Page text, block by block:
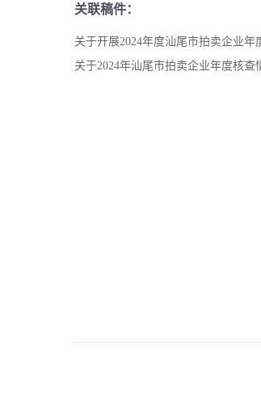
关联稿件：
关于开展2024年度汕尾市拍卖企业年
关于2024年汕尾市拍卖企业年度核查